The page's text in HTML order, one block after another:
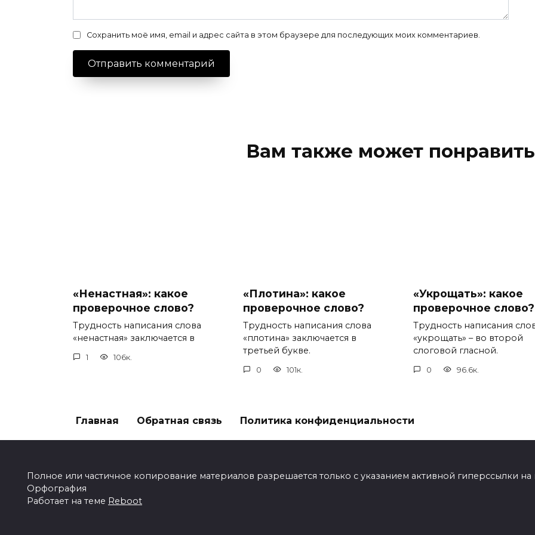
Сохранить моё имя, email и адрес сайта в этом браузере для последующих моих комментариев.
Вам также может
«Ненастная»: какое
проверочное слово?
Трудность написания слова
«ненастная» заключается в
1 106к.
«Плотина»: какое
проверочное слово?
Трудность написания слова
«плотина» заключается в
третьей букве.
0 101к.
«Укрощать»: какое
проверочное слово?
Трудность написания
«укрощать» – во второй
слоговой гласной.
0 96.6к.
Главная Обратная связь Политика конфиденциальности
Полное или частичное копирование материалов разрешается только с указанием активной гиперссылки
Орфография
Работает на теме Reboot